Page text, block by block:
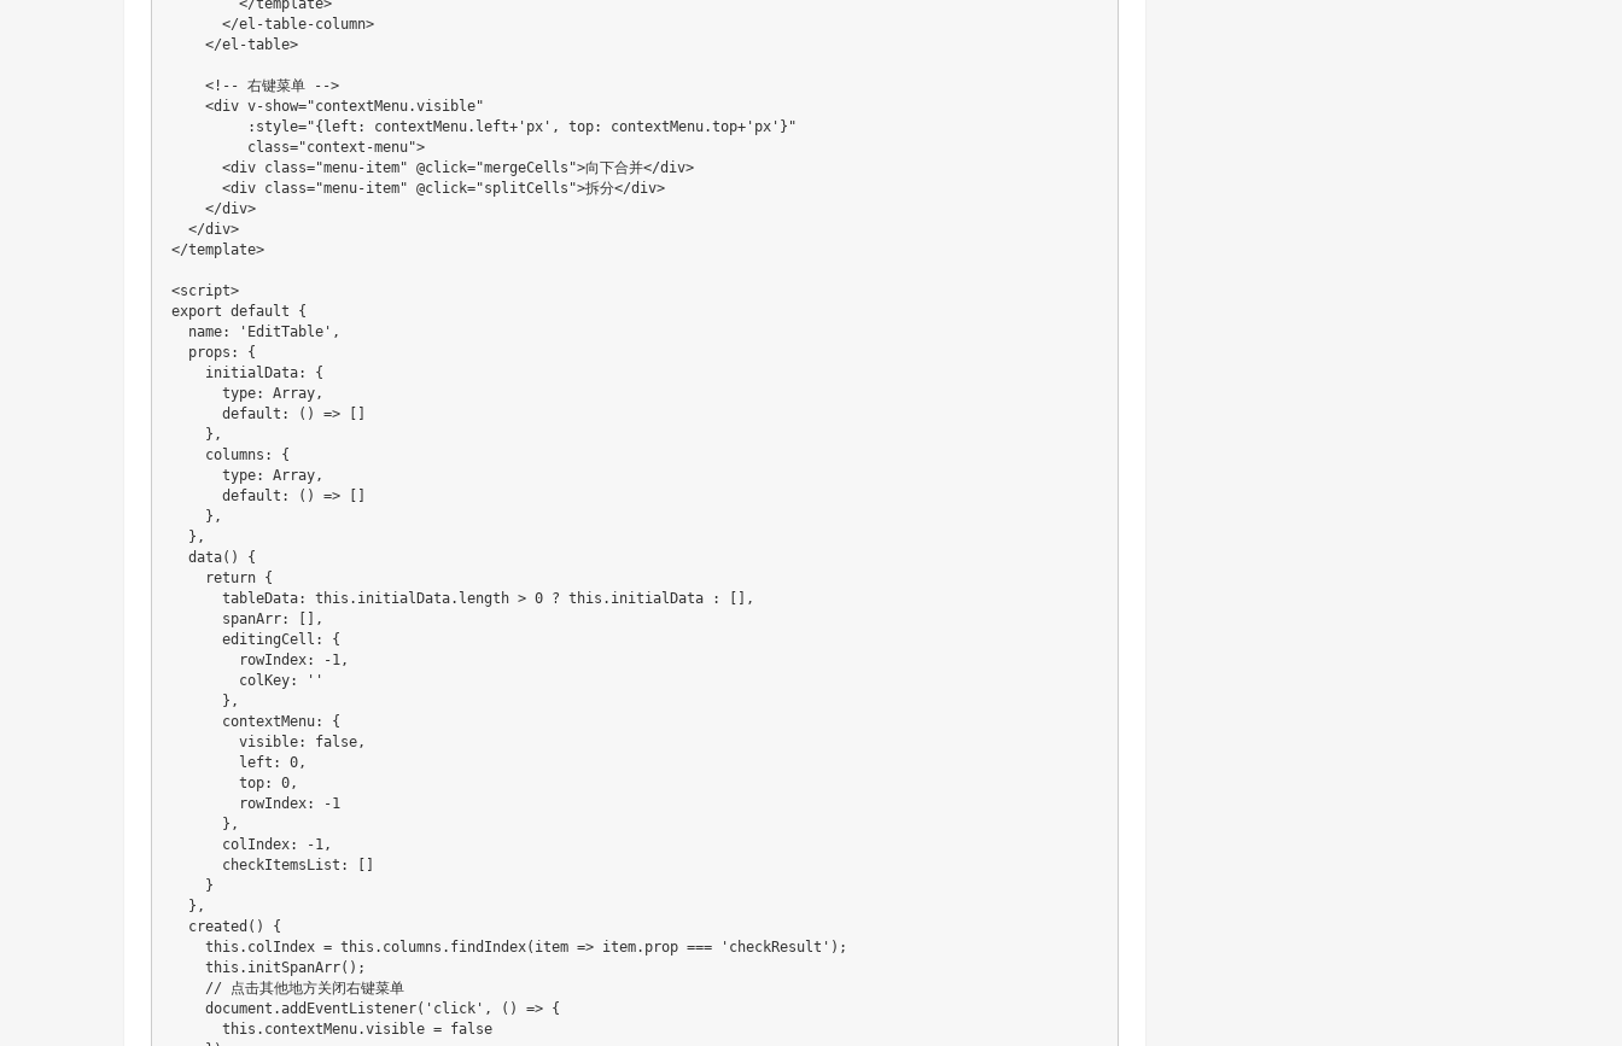
</el -table-column>
</el -table>
< ! -- 右键菜单 -->
<div v-show="contextMenu.visible"
: style="{left: contextMenu.left+'px', top: contextMenu.top+'px'}"
class="context-menu">
<div class="menu-item" @click="mergeCells">向下合并</div>
<div class="menu-item" @click="splitCells">拆分</div>
</div>
</div>
</template>
<script>
export default
{
  name
: 'EditTable' ,
  props
:
{
    initialData
:
{
type: Array ,
default : ( ) => [ ]
} ,
    columns
:
{
type: Array ,
default : ( ) => [ ]
} ,
} ,
data( )
{
return {
      tableData
: this . initialData. length > 0 ? this . initialData : [ ] ,
      spanArr
: [ ] ,
      editingCell
:
{
        rowIndex
: -1 ,
        colKey
:
''
} ,
      contextMenu
:
{
        visible
: false ,
        left
: 0 ,
        top
: 0 ,
        rowIndex
: -1
} ,
      colIndex
: -1 ,
      checkItemsList
: [ ]
}
} ,
created ( )
{
this . colIndex = this . columns . findIndex( item => item. prop === 'checkResult' ) ;
this . initSpanArr( ) ;
// 点击其他地方关闭右键菜单
    document
.addEventListener( 'click' , ( ) => {
this . contextMenu.visible = false